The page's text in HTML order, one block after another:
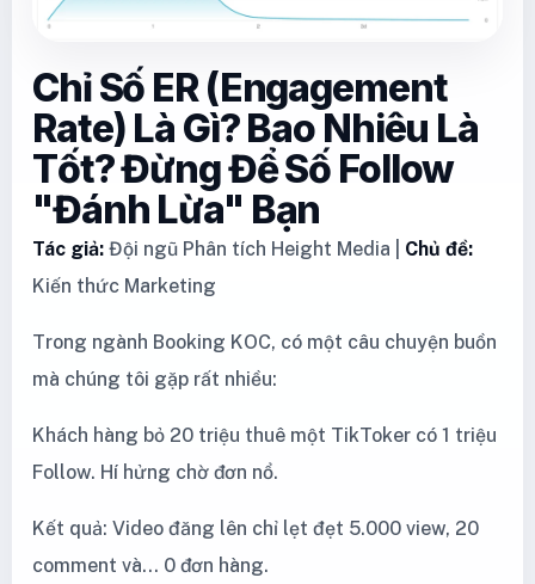
Chỉ Số ER (Engagement
Rate) Là Gì? Bao Nhiêu Là
Tốt? Đừng Để Số Follow
"Đánh Lừa" Bạn
Tác giả: Đội ngũ Phân tích Height Media | Chủ đề:
Kiến thức Marketing
Trong ngành Booking KOC, có một câu chuyện buồn
mà chúng tôi gặp rất nhiều:
Khách hàng bỏ 20 triệu thuê một TikToker có 1 triệu
Follow. Hí hửng chờ đơn nổ.
Kết quả: Video đăng lên chỉ lẹt đẹt 5.000 view, 20
comment và... 0 đơn hàng.